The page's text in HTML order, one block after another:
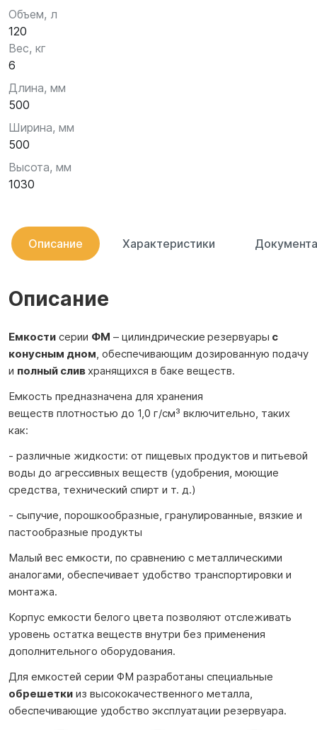
Объем, л
120
Вес, кг
6
Длина, мм
500
Ширина, мм
500
Высота, мм
1030
Описание Характеристики
Описание
Емкости серии ФМ – цилиндрические резервуары с
конусным дном, обеспечивающим дозированную подачу
и полный слив хранящихся в баке веществ.
Емкость предназначена для хранения
веществ плотностью до 1,0 г/см³ включительно, таких
как:
- различные жидкости: от пищевых продуктов и питьевой
воды до агрессивных веществ (удобрения, моющие
средства, технический спирт и т. д.)
- сыпучие, порошкообразные, гранулированные, вязкие и
пастообразные продукты
Малый вес емкости, по сравнению с металлическими
аналогами, обеспечивает удобство транспортировки и
монтажа.
Корпус емкости белого цвета позволяют отслеживать
уровень остатка веществ внутри без применения
дополнительного оборудования.
Для емкостей серии ФМ разработаны специальные
обрешетки из высококачественного металла,
обеспечивающие удобство эксплуатации резервуара.